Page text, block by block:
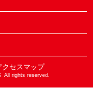
クセスマップ
All rights reserved.